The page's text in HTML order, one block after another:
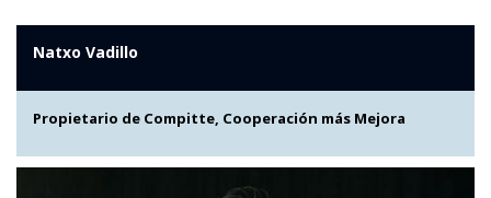
Natxo Vadillo
Propietario de Compitte, Cooperación más Mejora